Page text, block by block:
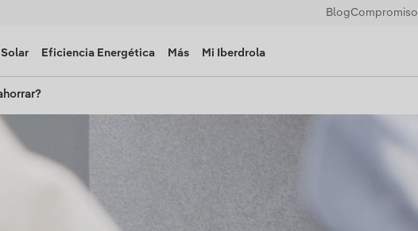
BlogCompromiso
Solar Eficiencia Energética Más Mi Iberdrola